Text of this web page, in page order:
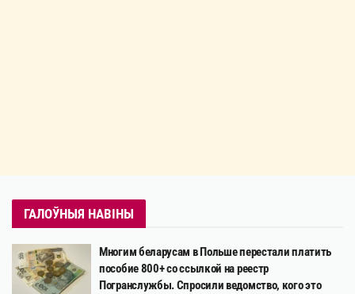
ГАЛОЎНЫЯ НАВІНЫ
Многим беларусам в Польше перестали платить
пособие 800+ со ссылкой на реестр
Погранслужбы. Спросили ведомство, кого это